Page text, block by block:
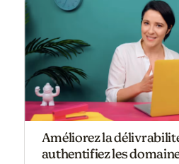
Améliorez la
authentifiez les